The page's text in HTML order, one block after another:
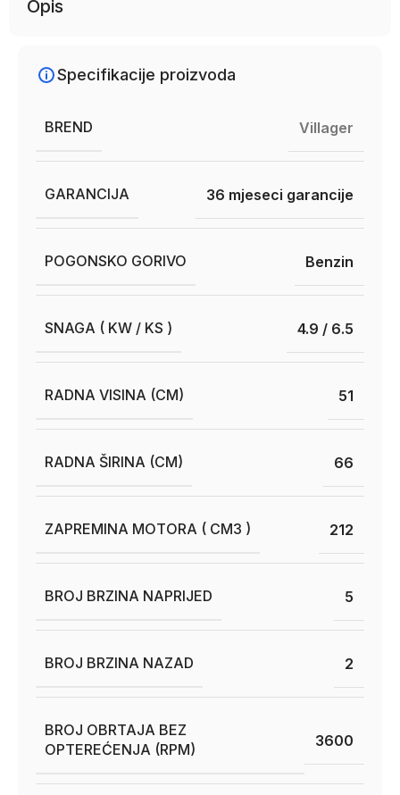
Opis
Specifikacije proizvoda
BREND Villager
GARANCIJA 36 mjeseci garancije
POGONSKO GORIVO Benzin
SNAGA ( KW / KS ) 4.9 / 6.5
RADNA VISINA (CM) 51
RADNA ŠIRINA (CM) 66
ZAPREMINA MOTORA ( CM3 ) 212
BROJ BRZINA NAPRIJED 5
BROJ BRZINA NAZAD 2
BROJ OBRTAJA BEZ
OPTEREĆENJA (RPM)
3600